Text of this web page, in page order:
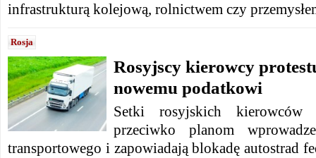
infrastrukturą kolejową, rolnictwem czy
Rosja
Rosyjscy kierowcy
nowemu podatkowi
Setki rosyjskich kierowców
przeciwko planom
transportowego i zapowiadają blokadę autostrad